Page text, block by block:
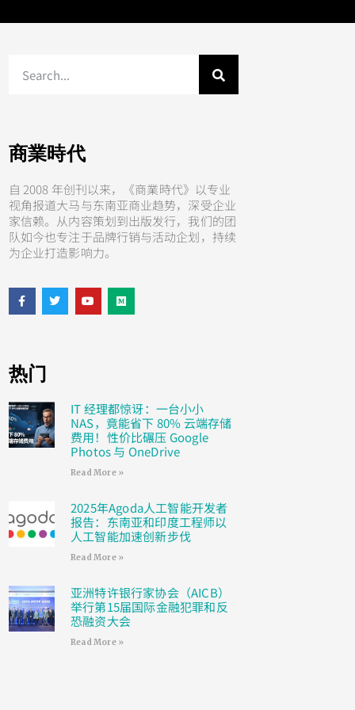
商業時代
自 2008 年创刊以来，《商業時代》以专业
视角报道大马与东南亚商业趋势，深受企业
家信赖。从内容策划到出版发行，我们的团
队如今也专注于品牌行销与活动企划，持续
为企业打造影响力。
热门
IT 经理都惊讶：一台小小
NAS，竟能省下 80% 云端存储
费用！性价比碾压 Google
Photos 与 OneDrive
Read More »
2025年Agoda人工智能开发者
报告：东南亚和印度工程师以
人工智能加速创新步伐
Read More »
亚洲特许银行家协会（AICB）
举行第15届国际金融犯罪和反
恐融资大会
Read More »